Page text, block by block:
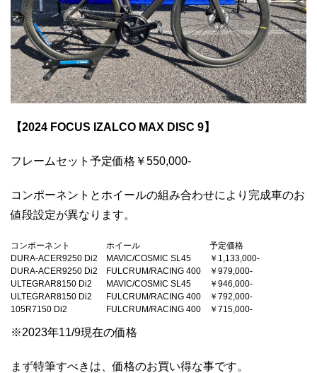
【2024 FOCUS IZALCO MAX DISC 9】
フレームセット予定価格￥550,000-
コンポーネントとホイールの組み合わせにより完成車のお
値段設定が異なります。
コンポーネント ホイール
予定価格
DURA-ACER9250 Di2 MAVIC/COSMIC SL45
￥1,133,000-
DURA-ACER9250 Di2
FULCRUM/RACING 400
￥979,000-
ULTEGRAR8150 Di2
MAVIC/COSMIC SL45
￥946,000-
ULTEGRAR8150 Di2
FULCRUM/RACING 400
￥792,000-
105R7150 Di2
FULCRUM/RACING 400 ￥715,000-
※2023年11/9現在の価格
まず特筆すべきは、価格のお買い得な事です。